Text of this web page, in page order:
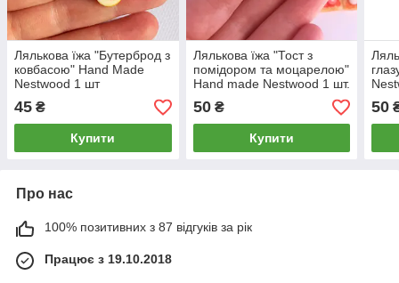
Лялькова їжа "Бутерброд з
ковбасою" Hand Made
Nestwood 1 шт
45 ₴
Купити
Лялькова їжа "Тост з
помідором та моцарелою"
Hand made Nestwood 1 шт.
50₴
Купити
50
Про нас
100% позитивних з 87 відгуків за рік
Працює з 19.10.2018